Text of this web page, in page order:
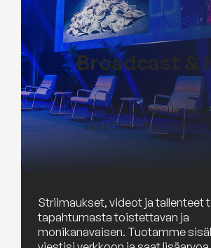
Broadcast &
Tavoita yleisösi
vaikuttavuutta
Striimaukset, videot ja tallenteet
tapahtumasta toistettavan ja
monikanavaisen. Tuotamme